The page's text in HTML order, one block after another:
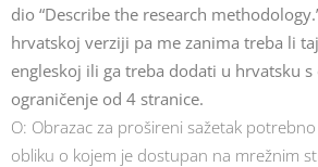
dio “Describe the research
hrvatskoj verziji pa me zanima treba li
engleskoj ili ga treba dodati u hrvatsku
ograničenje od 4 stranice.
O: Obrazac za prošireni sažetak
obliku o kojem je dostupan na mrežnim